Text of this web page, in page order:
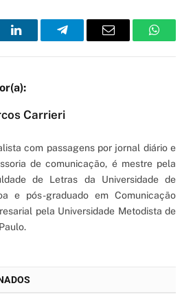
LinkedInTelegramEmail
Carrieri
com passagens por jornal diário e
de comunicação, é mestre pela
de Letras da Universidade de
e pós-graduado em Comunicação
pela Universidade Metodista de